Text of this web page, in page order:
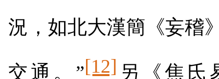
況，如北大漢簡《妄稽
交通。”[12] 另《焦氏